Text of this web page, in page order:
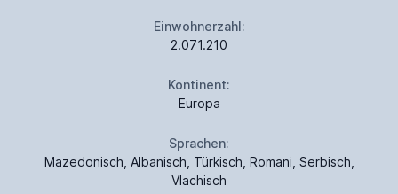
Einwohnerzahl:
2.071.210
Kontinent:
Europa
Sprachen:
Mazedonisch, Albanisch, Türkisch, Romani, Serbisch,
Vlachisch